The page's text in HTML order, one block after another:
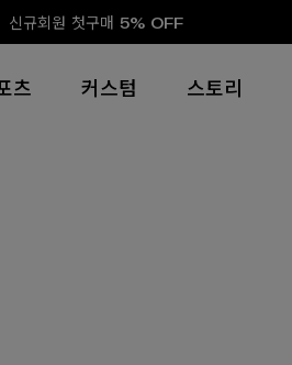
신규회원 첫구매 5% OFF
츠 커스텀 스토리